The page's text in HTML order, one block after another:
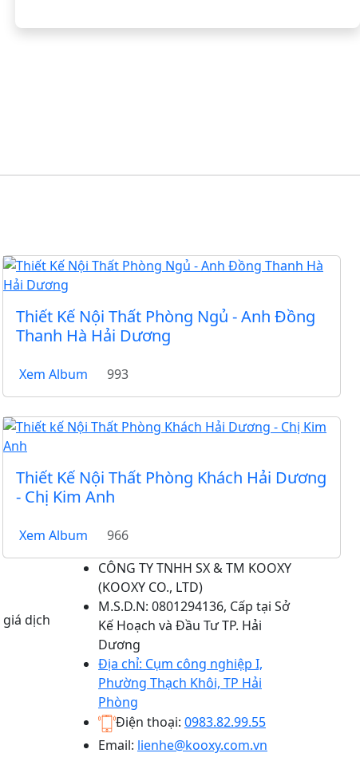
Thiết Kế Nội Thất Phòng Ngủ - Anh Đồng
Thanh Hà Hải Dương
Xem Album 993
Thiết Kế Nội Thất Phòng Khách Hải Dương
- Chị Kim Anh
Xem Album 966
dịch
CÔNG TY TNHH SX & TM KOOXY
(KOOXY CO., LTD)
M.S.D.N: 0801294136, Cấp tại Sở
Kế Hoạch và Đầu Tư TP. Hải
Dương
Địa chỉ: Cụm công nghiệp I,
Phường Thạch Khôi, TP Hải
Phòng
Điện thoại: 0983.82.99.55
Email: lienhe@kooxy.com.vn